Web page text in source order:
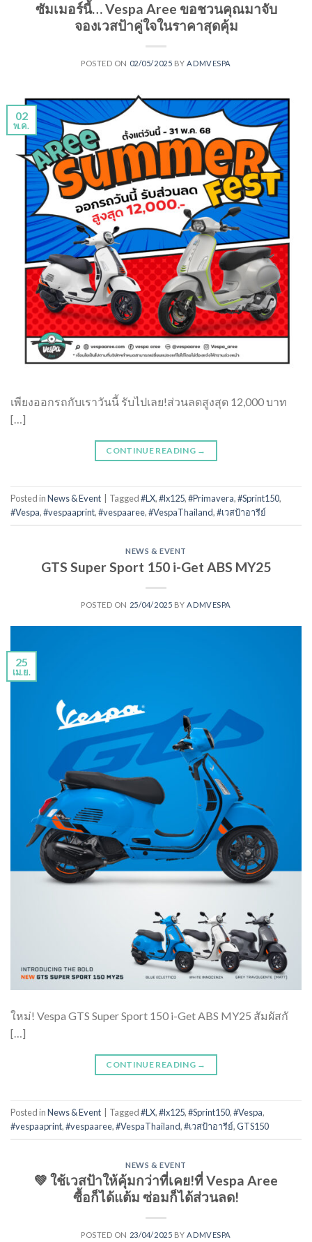
ซัมเมอร์นี้… Vespa Aree ขอชวนคุณมาจับ
จองเวสป้าคู่ใจในราคาสุดคุ้ม
POSTED ON 02/05/2025 BYADMVESPA
02
พ.ค.
เพียงออกรถกับเราวันนี้ รับไปเลย!ส่วนลดสูงสุด 12,000 บาท
[…]
CONTINUE READING →
Posted inNews & Event Tagged#LX,#lx125,#Primavera,#Sprint150,
#Vespa,#vespaaprint,#vespaaree,#VespaThailand,#เวสป้าอารีย์
NEWS & EVENT
GTS Super Sport 150 i-Get ABS MY25
POSTED ON 25/04/2025 BYADMVESPA
25
เม.ย.
ใหม่! Vespa GTS Super Sport 150 i-Get ABS MY25 สัมผัสกั
[…]
CONTINUE READING →
Posted inNews & Event Tagged#LX,#lx125,#Sprint150,#Vespa,
#vespaaprint,#vespaaree,#VespaThailand,#เวสป้าอารีย์,GTS150
NEWS & EVENT
💚 ใช้เวสป้าให้คุ้มกว่าที่เคย!ที่ Vespa Aree
ซื้อก็ได้แต้ม ซ่อมก็ได้ส่วนลด!
POSTED ON 23/04/2025 BYADMVESPA